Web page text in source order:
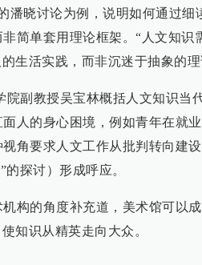
潘晓讨论为例，说明如何通过细
简单套用理论框架。“人文知识
生活实践，而非沉迷于抽象的
副教授吴宝林概括人文知识当
人的身心困境，例如青年在就
角要求人文工作从批判转向建
探讨）形成呼应。
构的角度补充道，美术馆可以
知识从精英走向大众。